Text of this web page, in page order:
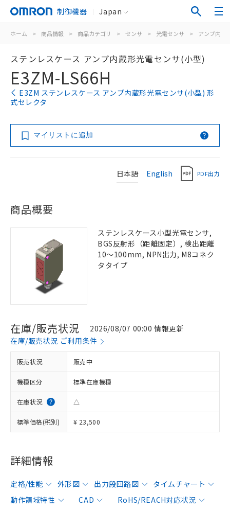
制御機器 Japan
ホーム > 商品情報 > 商品カテゴリ > センサ > 光電センサ > アンプ内蔵
ステンレスケース アンプ内蔵形光電センサ(小型)
E3ZM-LS66H
E3ZM ステンレスケース アンプ内蔵形光電センサ(小型) 形
式セレクタ
マイリストに追加
日本語 English PDF出力
商品概要
ステンレスケース小型光電センサ,
BGS反射形（距離固定）, 検出距離
10～100mm, NPN出力, M8コネク
タタイプ
在庫/販売状況
2026/08/07 00:00 情報更新
在庫/販売状況 ご利用条件
販売状況 販売中
機種区分 標準在庫機種
在庫状況 △
標準価格(税別) ¥ 23,500
詳細情報
定格/性能 外形図 出力段回路図
タイムチャート
動作領域特性
CAD
RoHS/REACH対応状況